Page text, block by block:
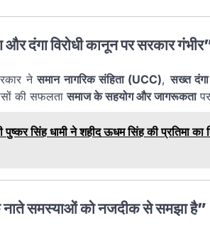
दंगा विरोधी कानून पर सरकार
नेसमान नागरिक संहिता (UCC),सख्त दंगा
की सफलतासमाज के सहयोग और जागरूकतापर
पुष्कर सिंह धामी ने शहीद ऊधम सिंह की प्रतिमा
नाते समस्याओं को नजदीक से समझा है”